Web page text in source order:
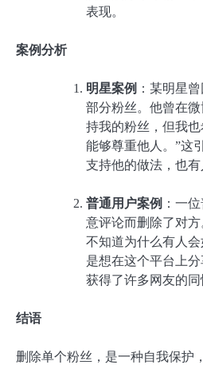
表现。
案例分析
明星案例 ：某明星
部分粉丝。他曾在
持我的粉丝，但我也
能够尊重他人。”这
支持他的做法，也有
普通用户案例 ：一
意评论而删除了对
不知道为什么有人
是想在这个平台上
获得了许多网友的同
结语
删除单个粉丝，是一种自我保护